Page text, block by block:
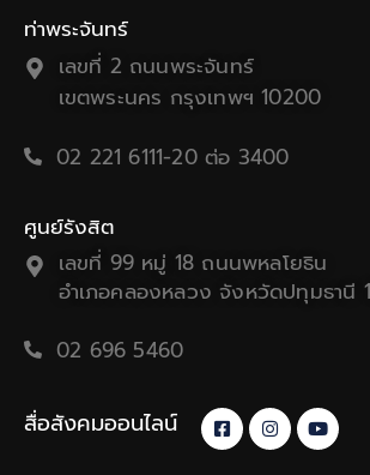
ท่าพระจันทร์
เลขที่ 2 ถนนพระจันทร์
เขตพระนคร กรุงเทพฯ 10200
02 221 6111-20 ต่อ 3400
ศูนย์รังสิต
เลขที่ 99 หมู่ 18 ถนนพหลโยธิน
อำเภอคลองหลวง จังหวัดปทุมธานี
02 696 5460
สื่อสังคมออนไลน์